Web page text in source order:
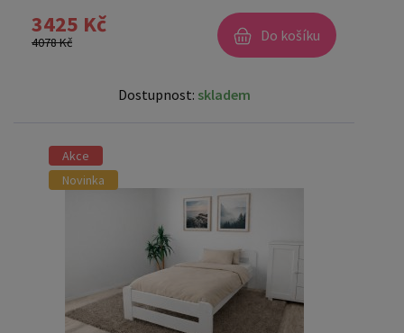
3425 Kč
4078 Kč Do košíku
Dostupnost: skladem
Akce
Novinka